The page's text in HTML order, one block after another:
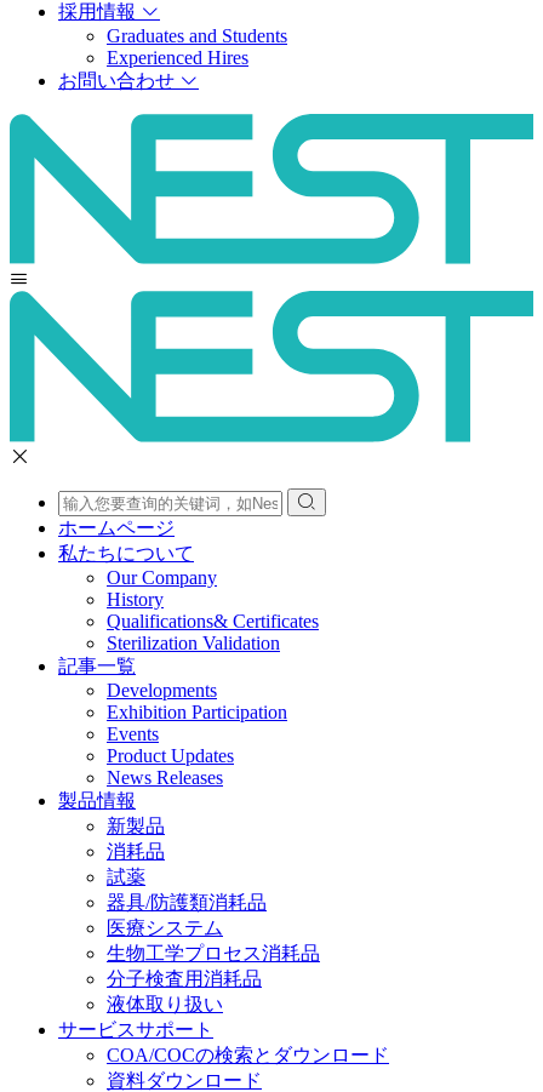
採用情報
Graduates and Students
Experienced Hires
お問い合わせ
ホームページ
私たちについて
Our Company
History
Qualifications& Certificates
Sterilization Validation
記事一覧
Developments
Exhibition Participation
Events
Product Updates
News Releases
製品情報
新製品
消耗品
試薬
器具/防護類消耗品
医療システム
生物工学プロセス消耗品
分子検査用消耗品
液体取り扱い
サービスサポート
COA/COCの検索とダウンロード
資料ダウンロード